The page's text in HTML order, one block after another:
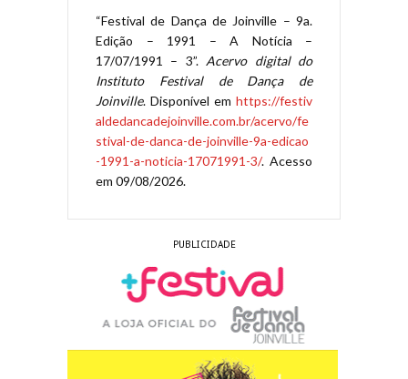
“Festival de Dança de Joinville – 9a.
Edição – 1991 – A Notícia –
17/07/1991 – 3”. Acervo digital do
Instituto Festival de Dança de
Joinville. Disponível em https://festiv
aldedancadejoinville.com.br/acervo/fe
stival-de-danca-de-joinville-9a-edicao
-1991-a-noticia-17071991-3/. Acesso
em 09/08/2026.
PUBLICIDADE